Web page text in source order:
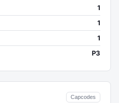
Capcodes
1
1
1
P3